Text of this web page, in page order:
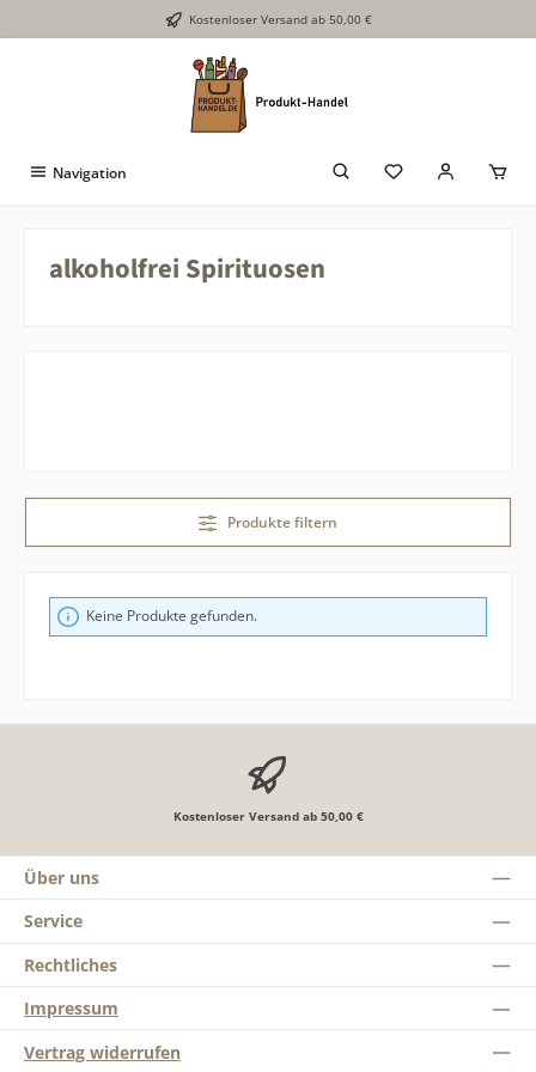
Zum Hauptinhalt springen Kostenloser Versand ab 50,00 €
Navigation
alkoholfrei Spirituosen
Produkte filtern
Keine Produkte gefunden.
Kostenloser Versand ab 50,00 €
Über uns
Service
Rechtliches
Impressum
Vertrag widerrufen